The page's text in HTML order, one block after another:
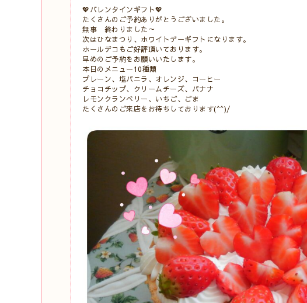
💖バレンタインギフト💖
たくさんのご予約ありがとうございました。
無事 終わりました～
次はひなまつり、ホワイトデーギフトになります。
ホールデコもご好評頂いております。
早めのご予約をお願いいたします。
本日のメニュー10種類
プレーン、塩バニラ、オレンジ、コーヒー
チョコチップ、クリームチーズ、バナナ
レモンクランベリー、いちご、ごま
たくさんのご来店をお待ちしております(^^)/